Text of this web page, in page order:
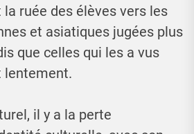
ruée des élèves vers les
et asiatiques jugées plus
que celles qui les a vus
lentement.
il y a la perte